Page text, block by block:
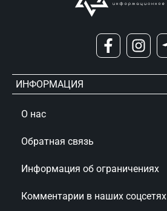
ИНФОРМАЦИЯ
О нас
Обратная связь
Информация об ограничениях
Комментарии в наших соцсетях